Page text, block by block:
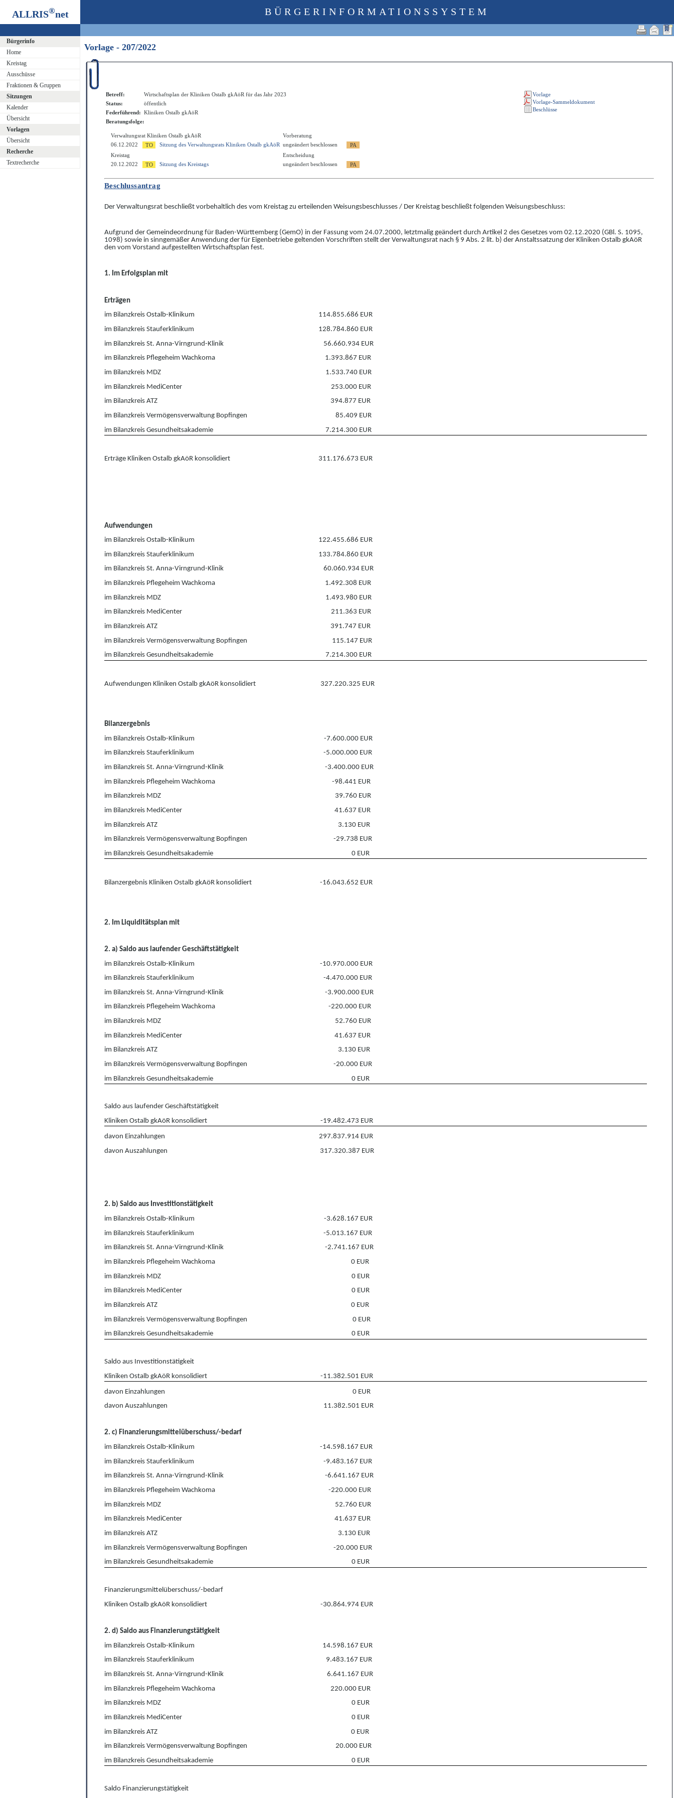
ALLRIS®net
Bürgerinfo
Home
Kreistag
Ausschüsse
Fraktionen & Gruppen
Sitzungen
Kalender
Übersicht
Vorlagen
Übersicht
Recherche
Textrecherche
BÜRGERINFORMATIONSSYSTEM
Vorlage - 207/2022
Betreff:
Wirtschaftsplan der Kliniken Ostalb gkAöR für das Jahr 2023
Status:
öffentlich
Federführend: Kliniken Ostalb gkAöR
Beratungsfolge:
Verwaltungsrat Kliniken Ostalb gkAöR
Vorberatung
06.12.2022
Sitzung des Verwaltungsrats Kliniken Ostalb gkAöR ungeändert beschlossen
Kreistag
Entscheidung
20.12.2022
Sitzung des Kreistags ungeändert beschlossen
Beschlussantrag
Der Verwaltungsrat beschließt vorbehaltlich des vom Kreistag zu erteilenden Weisungsbeschlusses / Der Kreistag beschließt folgenden Weisungsbeschluss:
Aufgrund der Gemeindeordnung für Baden-Württemberg (GemO) in der Fassung vom 24.07.2000, letztmalig geändert durch Artikel 2 des Gesetzes vom 02.12.2020 (GBl. S. 1095,
1098) sowie in sinngemäßer Anwendung der für Eigenbetriebe geltenden Vorschriften stellt der Verwaltungsrat nach § 9 Abs. 2 lit. b) der Anstaltssatzung der Kliniken Ostalb gkAöR
den vom Vorstand aufgestellten Wirtschaftsplan fest.
1. Im Erfolgsplan mit
Erträgen
im Bilanzkreis Ostalb-Klinikum
114.855.686 EUR
im Bilanzkreis Stauferklinikum
128.784.860 EUR
im Bilanzkreis St. Anna-Virngrund-Klinik
56.660.934 EUR
im Bilanzkreis Pflegeheim Wachkoma
1.393.867 EUR
im Bilanzkreis MDZ
1.533.740 EUR
im Bilanzkreis MediCenter
253.000 EUR
im Bilanzkreis ATZ
394.877 EUR
im Bilanzkreis Vermögensverwaltung Bopfingen
85.409 EUR
im Bilanzkreis Gesundheitsakademie
7.214.300 EUR
Erträge Kliniken Ostalb gkAöR konsolidiert 311.176.673 EUR
Aufwendungen
im Bilanzkreis Ostalb-Klinikum
122.455.686 EUR
im Bilanzkreis Stauferklinikum
133.784.860 EUR
im Bilanzkreis St. Anna-Virngrund-Klinik
60.060.934 EUR
im Bilanzkreis Pflegeheim Wachkoma
1.492.308 EUR
im Bilanzkreis MDZ
1.493.980 EUR
im Bilanzkreis MediCenter
211.363 EUR
im Bilanzkreis ATZ
391.747 EUR
im Bilanzkreis Vermögensverwaltung Bopfingen
115.147 EUR
im Bilanzkreis Gesundheitsakademie
7.214.300 EUR
Aufwendungen Kliniken Ostalb gkAöR konsolidiert 327.220.325 EUR
Bilanzergebnis
im Bilanzkreis Ostalb-Klinikum
-7.600.000 EUR
im Bilanzkreis Stauferklinikum
-5.000.000 EUR
im Bilanzkreis St. Anna-Virngrund-Klinik
-3.400.000 EUR
im Bilanzkreis Pflegeheim Wachkoma
-98.441 EUR
im Bilanzkreis MDZ
39.760 EUR
im Bilanzkreis MediCenter
41.637 EUR
im Bilanzkreis ATZ
3.130 EUR
im Bilanzkreis Vermögensverwaltung Bopfingen
-29.738 EUR
im Bilanzkreis Gesundheitsakademie
0 EUR
Bilanzergebnis Kliniken Ostalb gkAöR konsolidiert -16.043.652 EUR
2. Im Liquiditätsplan mit
2. a) Saldo aus laufender Geschäftstätigkeit
im Bilanzkreis Ostalb-Klinikum
-10.970.000 EUR
im Bilanzkreis Stauferklinikum
-4.470.000 EUR
im Bilanzkreis St. Anna-Virngrund-Klinik
-3.900.000 EUR
im Bilanzkreis Pflegeheim Wachkoma
-220.000 EUR
im Bilanzkreis MDZ
52.760 EUR
im Bilanzkreis MediCenter
41.637 EUR
im Bilanzkreis ATZ
3.130 EUR
im Bilanzkreis Vermögensverwaltung Bopfingen
-20.000 EUR
im Bilanzkreis Gesundheitsakademie
0 EUR
Saldo aus laufender Geschäftstätigkeit
Kliniken Ostalb gkAöR konsolidiert
-19.482.473 EUR
davon Einzahlungen
297.837.914 EUR
davon Auszahlungen
317.320.387 EUR
2. b) Saldo aus Investitionstätigkeit
im Bilanzkreis Ostalb-Klinikum
-3.628.167 EUR
im Bilanzkreis Stauferklinikum
-5.013.167 EUR
im Bilanzkreis St. Anna-Virngrund-Klinik
-2.741.167 EUR
im Bilanzkreis Pflegeheim Wachkoma
0 EUR
im Bilanzkreis MDZ
0 EUR
im Bilanzkreis MediCenter
0 EUR
im Bilanzkreis ATZ
0 EUR
im Bilanzkreis Vermögensverwaltung Bopfingen
0 EUR
im Bilanzkreis Gesundheitsakademie
0 EUR
Saldo aus Investitionstätigkeit
Kliniken Ostalb gkAöR konsolidiert
-11.382.501 EUR
davon Einzahlungen
0 EUR
davon Auszahlungen
11.382.501 EUR
2. c) Finanzierungsmittelüberschuss/-bedarf
im Bilanzkreis Ostalb-Klinikum
-14.598.167 EUR
im Bilanzkreis Stauferklinikum
-9.483.167 EUR
im Bilanzkreis St. Anna-Virngrund-Klinik
-6.641.167 EUR
im Bilanzkreis Pflegeheim Wachkoma
-220.000 EUR
im Bilanzkreis MDZ
52.760 EUR
im Bilanzkreis MediCenter
41.637 EUR
im Bilanzkreis ATZ
3.130 EUR
im Bilanzkreis Vermögensverwaltung Bopfingen
-20.000 EUR
im Bilanzkreis Gesundheitsakademie
0 EUR
Finanzierungsmittelüberschuss/-bedarf
Kliniken Ostalb gkAöR konsolidiert
-30.864.974 EUR
2. d) Saldo aus Finanzierungstätigkeit
im Bilanzkreis Ostalb-Klinikum
14.598.167 EUR
im Bilanzkreis Stauferklinikum
9.483.167 EUR
im Bilanzkreis St. Anna-Virngrund-Klinik
6.641.167 EUR
im Bilanzkreis Pflegeheim Wachkoma
220.000 EUR
im Bilanzkreis MDZ
0 EUR
im Bilanzkreis MediCenter
0 EUR
im Bilanzkreis ATZ
0 EUR
im Bilanzkreis Vermögensverwaltung Bopfingen
20.000 EUR
im Bilanzkreis Gesundheitsakademie
0 EUR
Saldo Finanzierungstätigkeit